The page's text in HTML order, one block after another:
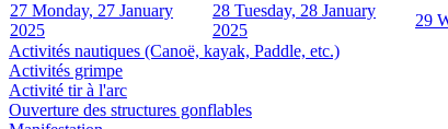
27 Monday, 27 January
2025
28 Tuesday, 28 January
2025
29
Activités nautiques (Canoë, kayak, Paddle, etc.)
Activités grimpe
Activité tir à l'arc
Ouverture des structures gonflables